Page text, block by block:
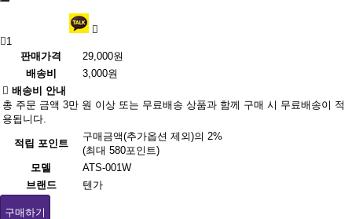
1
판매가격
29,000원
배송비
3,000원
배송비 안내
총 주문 금액 3만 원 이상 또는 무료배송 상품과 함께 구매 시 무료배송이 적
용됩니다.
적립 포인트
구매금액(추가옵션 제외)의 2%
(최대 580포인트)
모델
ATS-001W
브랜드
텐가
구매하기